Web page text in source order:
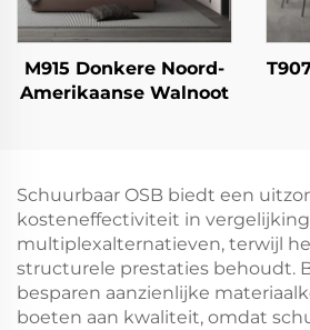
M915 Donkere Noord-
Amerikaanse Walnoot
Schuurbaar OSB biedt een
kosteneffectiviteit in
multiplexalternatieven, terwijl
structurele prestaties behoudt.
besparen aanzienlijke
boeten aan kwaliteit, omdat